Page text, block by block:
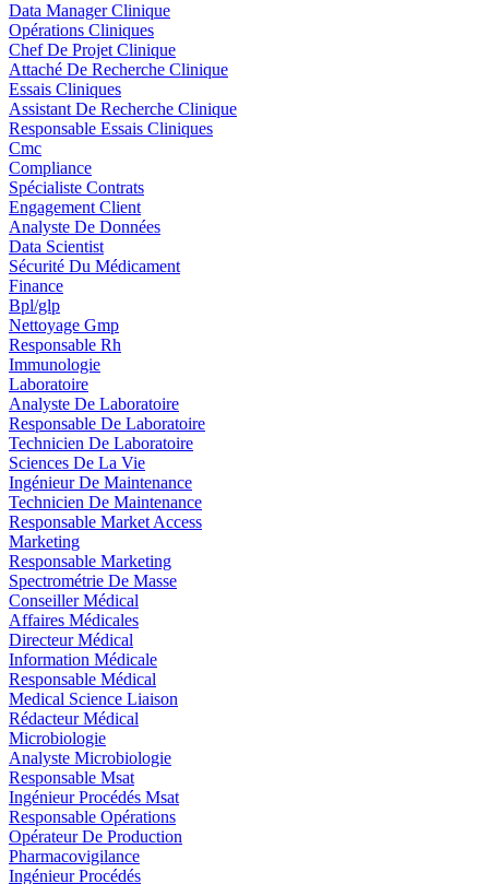
Data Manager Clinique
Opérations Cliniques
Chef De Projet Clinique
Attaché De Recherche Clinique
Essais Cliniques
Assistant De Recherche Clinique
Responsable Essais Cliniques
Cmc
Compliance
Spécialiste Contrats
Engagement Client
Analyste De Données
Data Scientist
Sécurité Du Médicament
Finance
Bpl/glp
Nettoyage Gmp
Responsable Rh
Immunologie
Laboratoire
Analyste De Laboratoire
Responsable De Laboratoire
Technicien De Laboratoire
Sciences De La Vie
Ingénieur De Maintenance
Technicien De Maintenance
Responsable Market Access
Marketing
Responsable Marketing
Spectrométrie De Masse
Conseiller Médical
Affaires Médicales
Directeur Médical
Information Médicale
Responsable Médical
Medical Science Liaison
Rédacteur Médical
Microbiologie
Analyste Microbiologie
Responsable Msat
Ingénieur Procédés Msat
Responsable Opérations
Opérateur De Production
Pharmacovigilance
Ingénieur Procédés